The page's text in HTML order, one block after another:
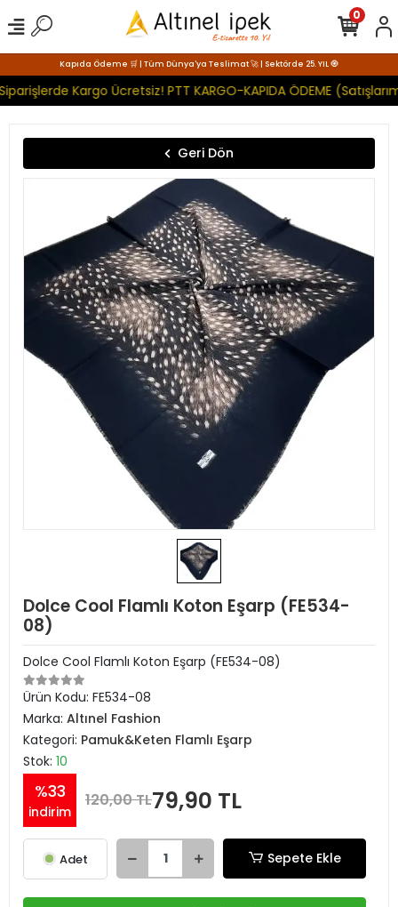
Kapıda Ödeme 🛒 | Tüm Dünya'ya Teslimat 🚀 | Sektörde 25. YIL 🧿
Kargo Ücretsiz! PTT KARGO-KAPIDA ÖDEME
0
Geri Dön
Dolce Cool Flamlı Koton Eşarp (FE534-
08)
Dolce Cool Flamlı Koton Eşarp (FE534-08)
Ürün Kodu: FE534-08
Marka: Altınel Fashion
Kategori: Pamuk&Keten Flamlı Eşarp
Stok: 10
%33
indirim
120,00 TL79,90 TL
Adet Sepete Ekle